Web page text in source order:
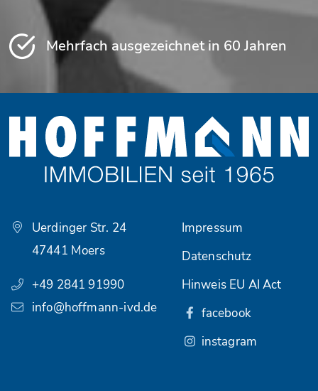
Mehrfach ausgezeichnet in 60 Jahren
Uerdinger Str. 24
47441 Moers
+49 2841 91990
info@hoffmann-ivd.de
Impressum
Datenschutz
Hinweis EU AI Act
facebook
instagram